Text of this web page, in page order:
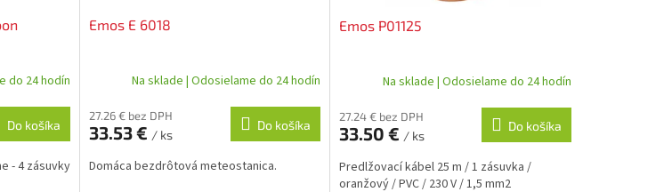
do 24 hodín
Do košíka
- 4 zásuvky
Emos E 6018
Na sklade | Odosielame do 24 hodín
27.26 € bez DPH
33.53 € / ks
Do košíka
Domáca bezdrôtová meteostanica.
Emos P01125
Na sklade | Odosielame do 24 hodín
27.24 € bez DPH
33.50 € / ks
Do košíka
Predlžovací kábel 25 m / 1 zásuvka /
oranžový / PVC / 230 V / 1,5 mm2